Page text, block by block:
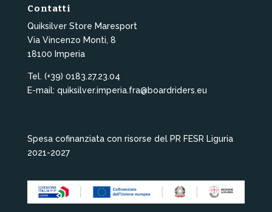
Contatti
Quiksilver Store Maresport
Via Vincenzo Monti, 8
18100 Imperia
Tel. (+39) 0183.27.23.04
E-mail: quiksilver.imperia.fra@boardriders.eu
Spesa cofinanziata con risorse del PR FESR Liguria
2021-2027